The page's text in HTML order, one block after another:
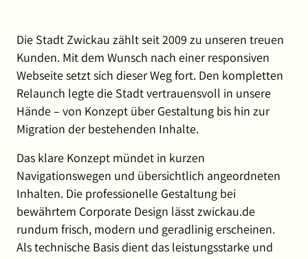
Die Stadt Zwickau zählt seit 2009 zu unseren treuen
Kunden. Mit dem Wunsch nach einer responsiven
Webseite setzt sich dieser Weg fort. Den kompletten
Relaunch legte die Stadt vertrauensvoll in unsere
Hände – von Konzept über Gestaltung bis hin zur
Migration der bestehenden Inhalte.
Das klare Konzept mündet in kurzen
Navigationswegen und übersichtlich angeordneten
Inhalten. Die professionelle Gestaltung bei
bewährtem Corporate Design lässt zwickau.de
rundum frisch, modern und geradlinig erscheinen.
Als technische Basis dient das leistungsstarke und